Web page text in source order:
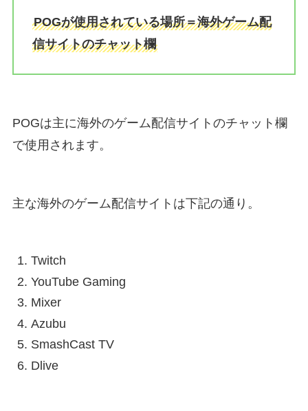
POGが使用されている場所＝海外ゲーム配
信サイトのチャット欄
POGは主に海外のゲーム配信サイトのチャット欄
で使用されます。
主な海外のゲーム配信サイトは下記の通り。
Twitch
YouTube Gaming
Mixer
Azubu
SmashCast TV
Dlive